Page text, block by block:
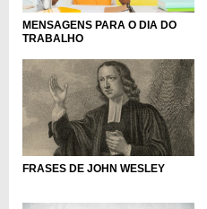
MENSAGENS PARA O DIA DO
TRABALHO
FRASES DE JOHN WESLEY